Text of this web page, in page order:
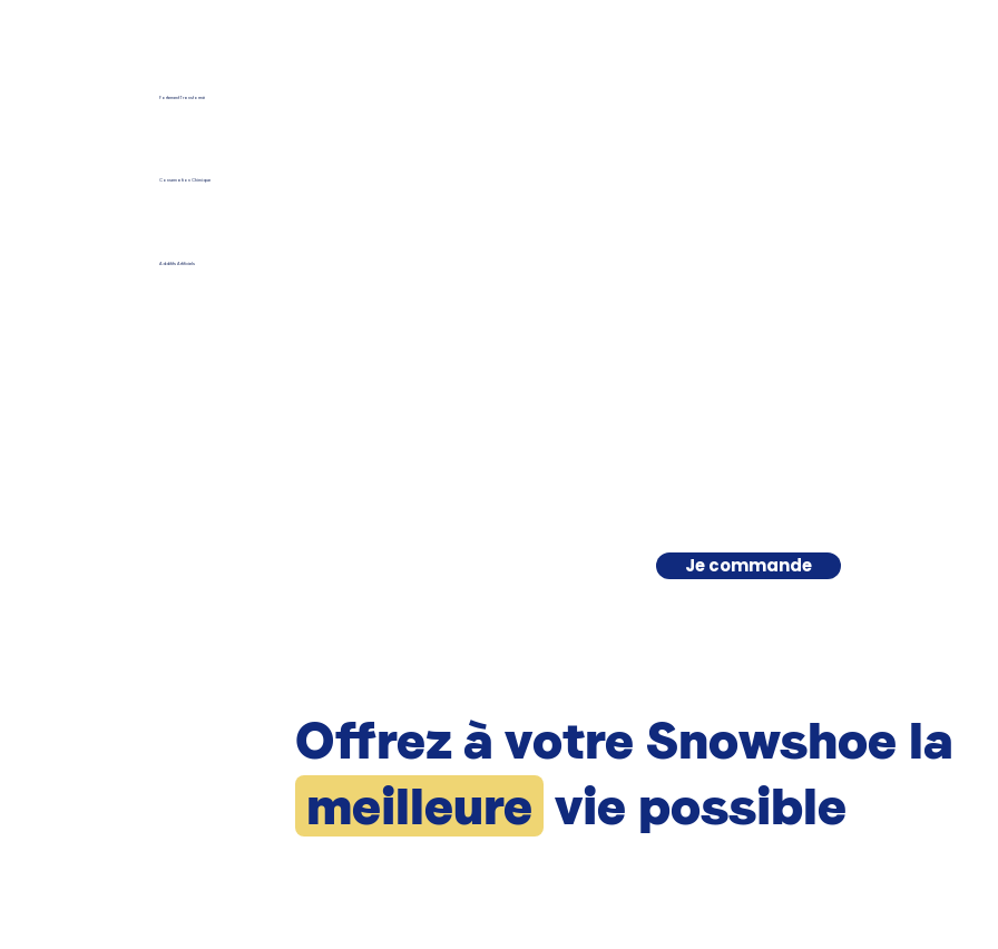
Fortement Transformé
Conservation Chimique
Additifs Artificiels
Je commande
Offrez à votre Snowshoe la
meilleure vie possible